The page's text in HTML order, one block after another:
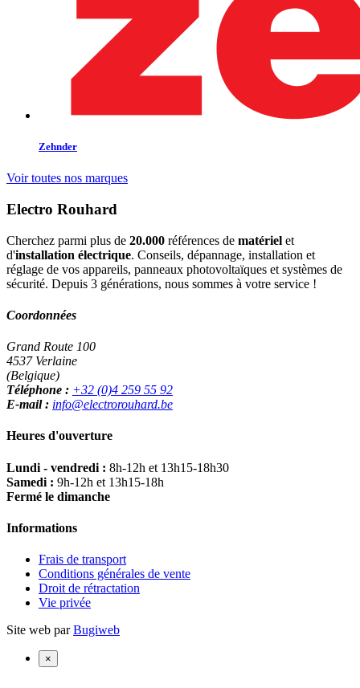
Zehnder
Voir toutes nos marques
Electro Rouhard
Cherchez parmi plus de 20.000 références de matériel et
d'installation électrique. Conseils, dépannage, installation et
réglage de vos appareils, panneaux photovoltaïques et systèmes de
sécurité. Depuis 3 générations, nous sommes à votre service !
Coordonnées
Grand Route 100
4537 Verlaine
(Belgique)
Téléphone : +32 (0)4 259 55 92
E-mail : info@electrorouhard.be
Heures d'ouverture
Lundi - vendredi : 8h-12h et 13h15-18h30
Samedi : 9h-12h et 13h15-18h
Fermé le dimanche
Informations
Frais de transport
Conditions générales de vente
Droit de rétractation
Vie privée
Site web parBugiweb
×